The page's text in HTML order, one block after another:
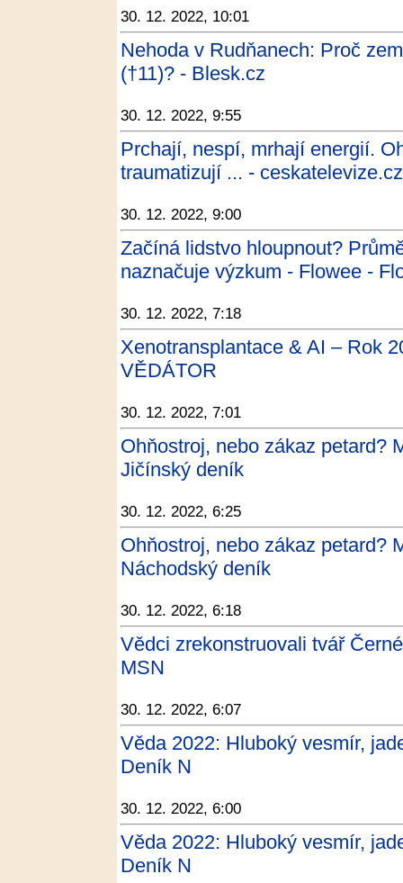
30. 12. 2022, 10:01
Nehoda v Rudňanech: Proč
(†11)? - Blesk.cz
30. 12. 2022, 9:55
Prchají, nespí, mrhají energií.
traumatizují ... -
30. 12. 2022, 9:00
Začíná lidstvo hloupnout?
naznačuje výzkum - Flowee -
30. 12. 2022, 7:18
Xenotransplantace & AI – Rok
VĚDÁTOR
30. 12. 2022, 7:01
Ohňostroj, nebo zákaz petard?
Jičínský deník
30. 12. 2022, 6:25
Ohňostroj, nebo zákaz petard?
Náchodský deník
30. 12. 2022, 6:18
Vědci zrekonstruovali tvář
MSN
30. 12. 2022, 6:07
Věda 2022: Hluboký vesmír,
Deník N
30. 12. 2022, 6:00
Věda 2022: Hluboký vesmír,
Deník N